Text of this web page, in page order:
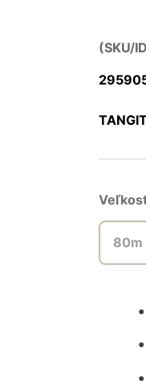
(SKU/
80m